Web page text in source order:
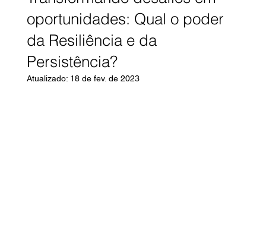
oportunidades: Qual o poder
da Resiliência e da
Persistência?
Atualizado: 18 de fev. de 2023